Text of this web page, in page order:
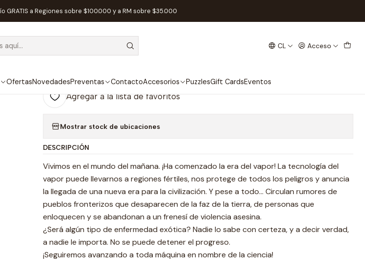
CL Acceso
OfertasNovedadesPreventas ContactoAccesorios PuzzlesGift CardsEventos
GRATIS a Regiones sobre $100.000 y a RM sobre $35.000
Zombicide Undead or Alive Gears & Guns - Español
Zombicide Undead or Alive Gears & Guns -
Agregar a la lista de favoritos
Mostrar stock de ubicaciones
DESCRIPCIÓN
Vivimos en el mundo del mañana. ¡Ha comenzado la era del vapor! La tecnología del
vapor puede llevarnos a regiones fértiles, nos protege de todos los peligros y anuncia
la llegada de una nueva era para la civilización. Y pese a todo... Circulan rumores de
pueblos fronterizos que desaparecen de la faz de la tierra, de personas que
enloquecen y se abandonan a un frenesí de violencia asesina.
¿Será algún tipo de enfermedad exótica? Nadie lo sabe con certeza, y a decir verdad,
a nadie le importa. No se puede detener el progreso.
¡Seguiremos avanzando a toda máquina en nombre de la ciencia!